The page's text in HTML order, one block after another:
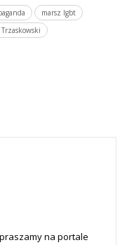
marsz lgbt
Trzaskowski
na portale